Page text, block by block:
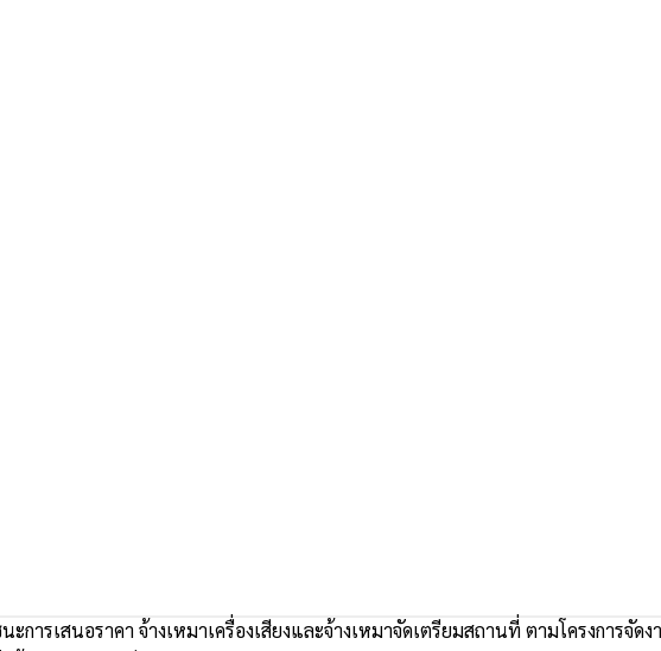
ะการเสนอราคา จ้างเหมาเครื่องเสียงและจ้างเหมาจัดเตรียมสถานที่ ตามโครงการจัด